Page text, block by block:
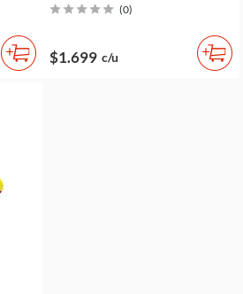
(0)
$1.699 c/u